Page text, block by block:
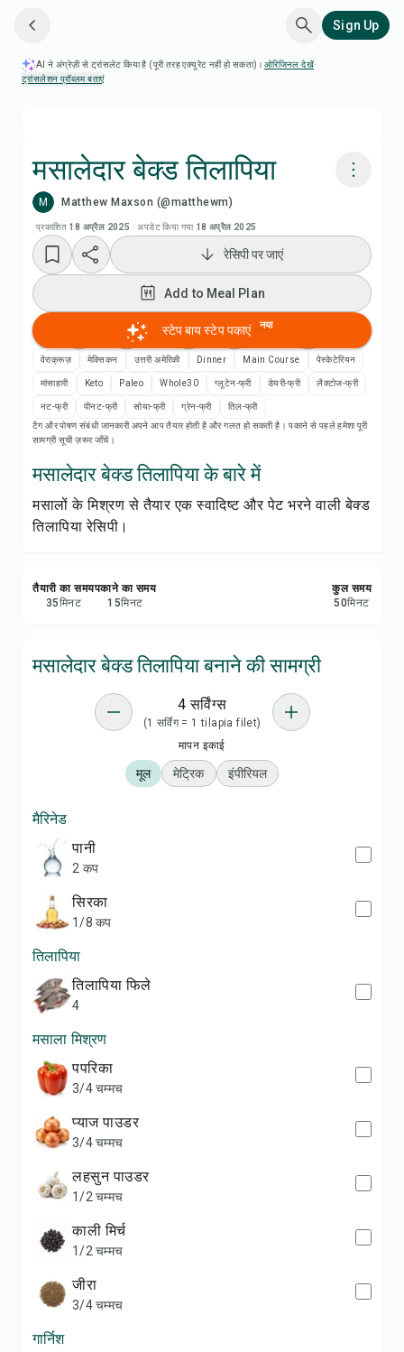
Sign Up
AI ने अंग्रेज़ी से ट्रांसलेट किया है (पूरी तरह एक्यूरेट नहीं हो सकता)। ओरिजिनल देखें·
ट्रांसलेशन प्रॉब्लम बताएं
मसालेदार बेक्ड तिलापिया
M Matthew Maxson (@matthewm)
प्रकाशित 18 अप्रैल 2025 ·अपडेट किया गया 18 अप्रैल 2025
Add to Meal Plan
Add to Shopping List
रेसिपी नोट्स
रेसिपी प्रिंट करें
शेयर करें
रेसिपी पर जाएं
Add to Meal Plan
स्टेप बाय स्टेप पकाएं नया
वेराक्रूज़ मेक्सिकन उत्तरी अमेरिकी Dinner Main Course पेस्केटेरियन
मांसाहारी Keto Paleo Whole30 ग्लूटेन-फ्री डेयरी-फ्री लैक्टोज-फ्री
नट-फ्री पीनट-फ्री सोया-फ्री ग्रेन-फ्री
तिल-फ्री
टैग और पोषण संबंधी जानकारी अपने आप तैयार होती है और गलत हो सकती है। पकाने से पहले हमेशा पूरी
सामग्री सूची ज़रूर जाँचें।
मसालेदार बेक्ड तिलापिया के बारे में
मसालों के मिश्रण से तैयार एक स्वादिष्ट और पेट भरने वाली बेक्ड
तिलापिया रेसिपी।
तैयारी का समय
35मिनट
पकाने का समय
15मिनट
कुल समय
50मिनट
मसालेदार बेक्ड तिलापिया बनाने की सामग्री
4 सर्विंग्स
(1 सर्विंग = 1 tilapia filet)
मापन इकाई
मूल मेट्रिक इंपीरियल
मैरिनेड
पानी
2 कप
सिरका
1/8 कप
तिलापिया
तिलापिया फिले
4
मसाला मिश्रण
पपरिका
3/4 चम्मच
प्याज पाउडर
3/4 चम्मच
लहसुन पाउडर
1/2 चम्मच
काली मिर्च
1/2 चम्मच
जीरा
3/4 चम्मच
गार्निश